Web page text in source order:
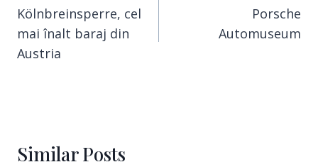
Kölnbreinsperre, cel
mai înalt baraj din
Austria
Porsche
Automuseum
Similar Posts